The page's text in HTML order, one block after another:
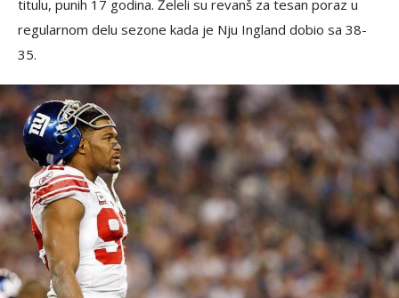
titulu, punih 17 godina. Želeli su revanš za tesan poraz u
regularnom delu sezone kada je Nju Ingland dobio sa 38-
35.